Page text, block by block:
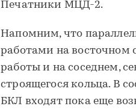
Печатники МЦД-2.
Напомним, что
работами на восточном
работы и на соседнем,
строящегося кольца. В
БКЛ входят пока еще